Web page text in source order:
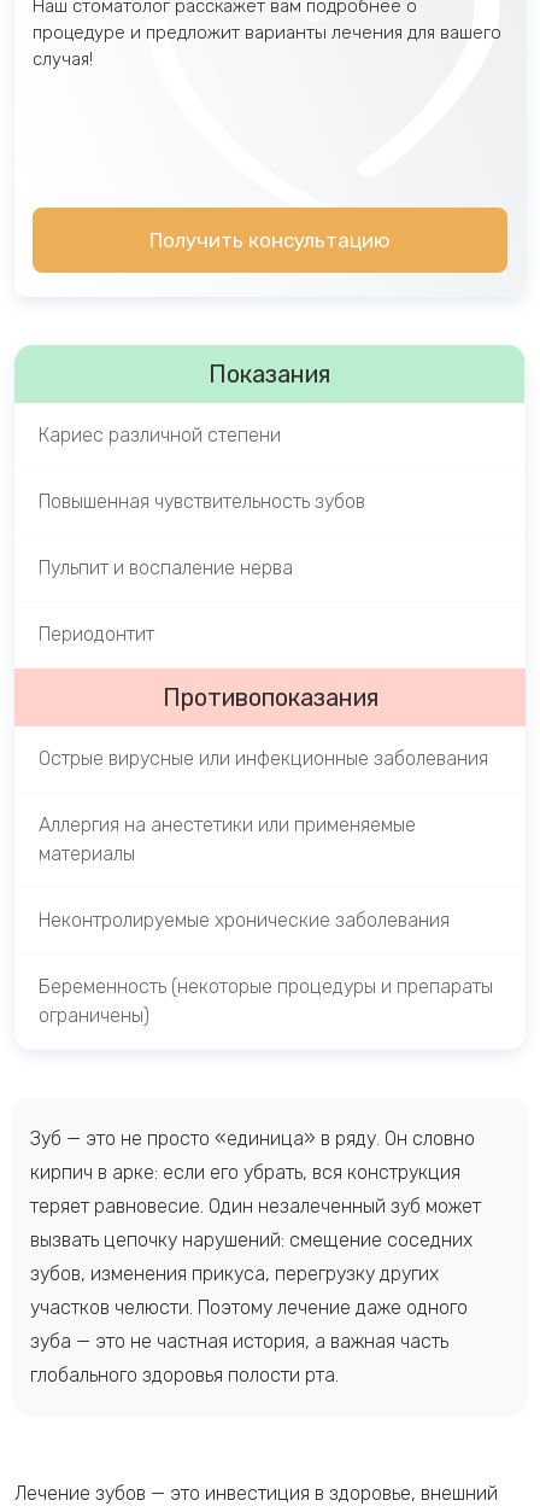
Наш стоматолог расскажет вам подробнее о
процедуре и предложит варианты лечения для вашего
случая!
Получить консультацию
Показания
Кариес различной степени
Повышенная чувствительность зубов
Пульпит и воспаление нерва
Периодонтит
Противопоказания
Острые вирусные или инфекционные заболевания
Аллергия на анестетики или применяемые
материалы
Неконтролируемые хронические заболевания
Беременность (некоторые процедуры и препараты
ограничены)
Зуб — это не просто «единица» в ряду. Он словно
кирпич в арке: если его убрать, вся конструкция
теряет равновесие. Один незалеченный зуб может
вызвать цепочку нарушений: смещение соседних
зубов, изменения прикуса, перегрузку других
участков челюсти. Поэтому лечение даже одного
зуба — это не частная история, а важная часть
глобального здоровья полости рта.
Лечение зубов — это инвестиция в здоровье, внешний